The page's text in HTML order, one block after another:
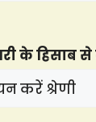
के हिसाब से